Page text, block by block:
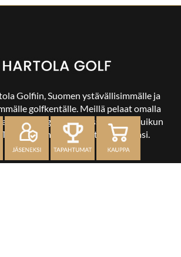
Golfiin, Suomen ystävällisimmälle ja
golfkentälle. Meillä pelaat omalla
– ja bongaat halutessasi vaikka uikun
on, että nautit vierailustasi.